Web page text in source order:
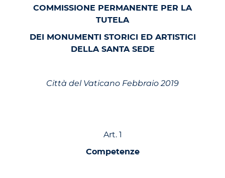
COMMISSIONE PERMANENTE PER LA
TUTELA
DEI MONUMENTI STORICI ED ARTISTICI
DELLA SANTA SEDE
Città del Vaticano Febbraio 2019
Art. 1
Competenze